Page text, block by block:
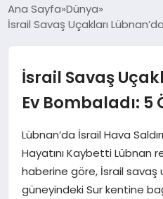
EKONOMI
EĞITIM
MAGAZIN
SPOR
Ana Sayfa Dünya
İsrail Savaş Uçakları
İsrail Savaş
Ev Bombaladı: 5
Lübnan’da İsrail Hava
Hayatını Kaybetti Lübnan
haberine göre, İsrail savaş
güneyindeki Sur kentine